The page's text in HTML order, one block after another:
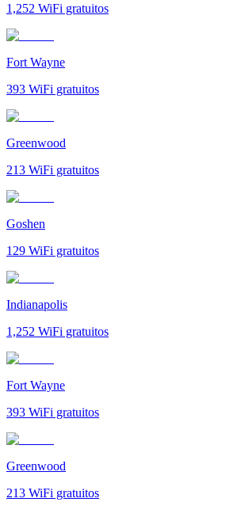
1,252 WiFi gratuitos
Fort Wayne
393 WiFi gratuitos
Greenwood
213 WiFi gratuitos
Goshen
129 WiFi gratuitos
Indianapolis
1,252 WiFi gratuitos
Fort Wayne
393 WiFi gratuitos
Greenwood
213 WiFi gratuitos